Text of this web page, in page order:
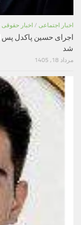
اخبار اجتماعی / اخبار حقوقی
شد
مرداد 18, 1405